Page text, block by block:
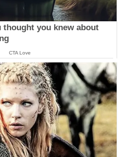
thought you knew about
CTA Love